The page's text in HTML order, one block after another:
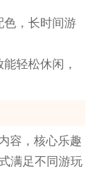
色，长时间游
轻松休闲，
容，核心乐趣
满足不同游玩